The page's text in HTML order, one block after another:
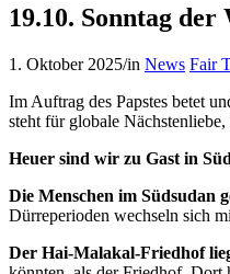
19.10. Sonntag der
1. Oktober 2025/in News Fair
Im Auftrag des Papstes betet
steht für globale
Heuer sind wir zu Gast in
Die Menschen im Südsudan
Dürreperioden wechseln sich
Der Hai-Malakal-Friedhof